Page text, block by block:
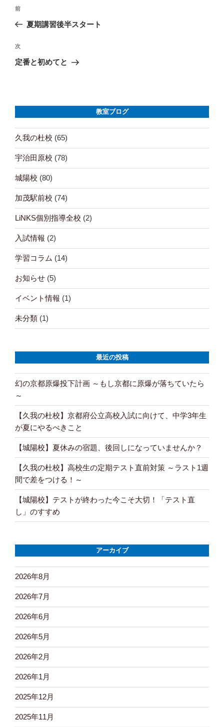
投
稿
ナ
ビ
シ
ョ
ン
前
の
稿
前
夏期講習後半スタート
次
の
次
定番と初めてと
教室ブログ
久我の杜校 (65)
宇治田原校 (78)
城陽校 (80)
加茂駅前校 (74)
LiNKS個別指導全校 (2)
入試情報 (2)
学習コラム (14)
お知らせ (5)
イベント情報 (1)
未分類 (1)
最近の投稿
幻の京都原爆投下計画 ～もし京都に原爆が落ちていたら
～
【久我の杜校】京都府公立高校入試に向けて、中学3年生
が夏にやるべきこと
【城陽校】夏休みの宿題、後回しになっていませんか？
【久我の杜校】高校生の定期テスト直前対策 ～ラスト1週
間で差をつける！～
【城陽校】テストが終わった今こそ大切！「テスト直
し」のすすめ
アーカイブ
2026年8月
2026年7月
2026年6月
2026年5月
2026年2月
2026年1月
2025年12月
2025年11月